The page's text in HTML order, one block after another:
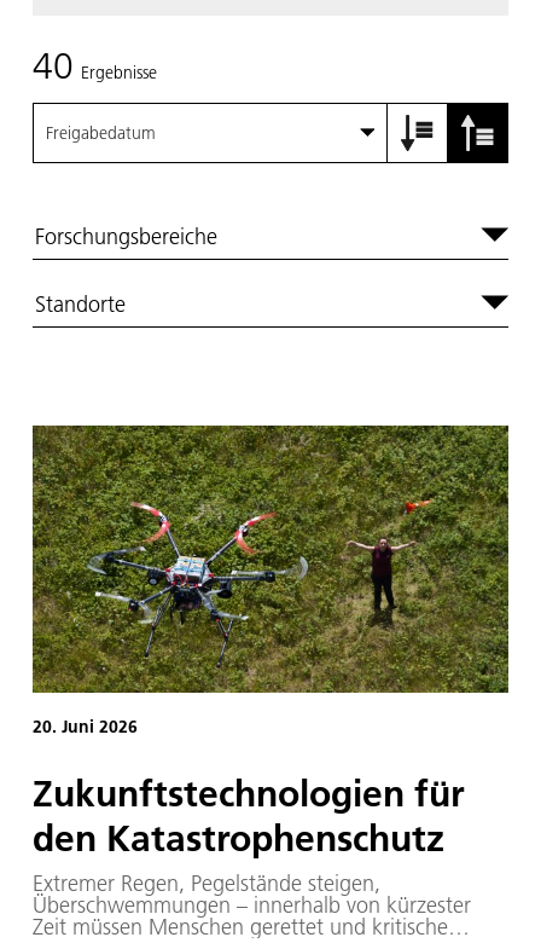
40 Ergebnisse
Freigabedatum
Forschungsbereiche
Standorte
20. Juni 2026
Zukunftstechnologien für
den Katastrophenschutz
Extremer Regen, Pegelstände steigen,
Überschwemmungen – innerhalb von kürzester
Zeit müssen Menschen gerettet und kritische